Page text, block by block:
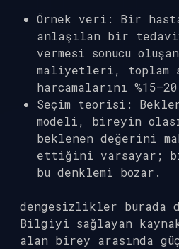
Örnek veri: Bir
anlaşılan bir
vermesi sonucu
maliyetleri, toplam
harcamalarını
Seçim teorisi:
modeli, bireyin
beklenen değerini
ettiğini varsayar;
bu denklemi bozar.
dengesizlikler burada
Bilgiyi sağlayan
alan birey arasında